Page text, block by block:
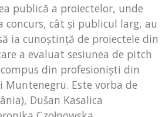
publică a proiectelor, unde
cât și publicul larg, au
ia cunoștință de proiectele din
a evaluat sesiunea de pitch
din profesioniști din
Muntenegru. Este vorba de
Dušan Kasalica